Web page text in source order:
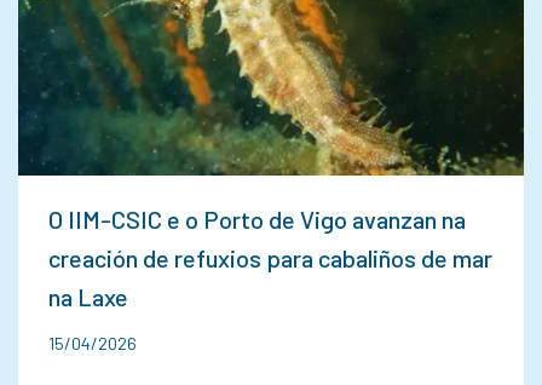
O IIM-CSIC e o Porto de Vigo avanzan na
creación de refuxios para cabaliños de mar
na Laxe
15/04/2026